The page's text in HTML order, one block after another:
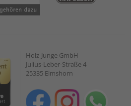
Holz-Junge GmbH
Julius-Leber-Straße 4
25335 Elmshorn